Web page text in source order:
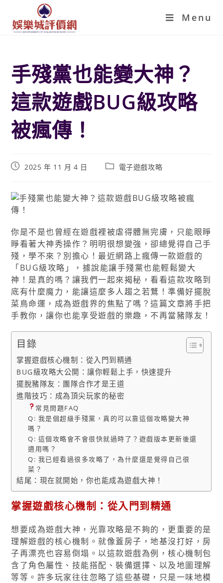
Menu
手殘黨也能變大神？
這款遊戲BUG級攻略
被瘋傳！
2025 年 11 月 4 日 電子遊戲攻略
你是不是也曾經在遊戲裡被虐得體無完膚，只能眼睜
睜看著大神秀操作？明明很想變強，卻總覺得自己手
殘，學不來？別擔心！最近網路上瘋傳一款遊戲的
「BUG級攻略」，據說能讓手殘黨也能輕鬆變大
神！是真的嗎？讓我們一起來揭秘，看看這款攻略到
底有什麼魔力，能讓這麼多人趨之若鶩！準備好擺脫
菜鳥命運，成為遊戲界的焦點了嗎？這篇文章將手把
手教你，讓你也能享受遊戲的樂趣，不再當豬隊友！
目錄
掌握遊戲核心機制：從入門到精通
BUG級攻略大公開：讓你輕鬆上手，快速提升
擺脫豬隊友：團隊合作才是王道
進階技巧：成為頂尖玩家的秘密
常見問題FAQ
Q: 我是個超級手殘黨，真的可以靠這個攻略變大神
嗎？
Q: 這個攻略會不會很快就過時了？遊戲版本更新後還
適用嗎？
Q: 我已經看過很多攻略了，為什麼還是覺得自己很
菜？
結尾：現在就開始，你也能成為遊戲大神！
掌握遊戲核心機制：從入門到精通
想要成為遊戲大神，光靠攻略是不夠的，更重要的是
理解遊戲的核心機制。就像蓋房子，地基沒打好，房
子再漂亮也容易倒塌。以這款遊戲為例，核心機制包
含了角色屬性、技能搭配、裝備選擇、以及地圖理解
等等。許多玩家往往忽略了這些基礎，只是一味地模